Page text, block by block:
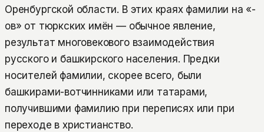
Оренбургской области. В этих краях фамилии на «-
ов» от тюркских имён — обычное явление,
результат многовекового взаимодействия
русского и башкирского населения. Предки
носителей фамилии, скорее всего, были
башкирами-вотчинниками или татарами,
получившими фамилию при переписях или при
переходе в христианство.